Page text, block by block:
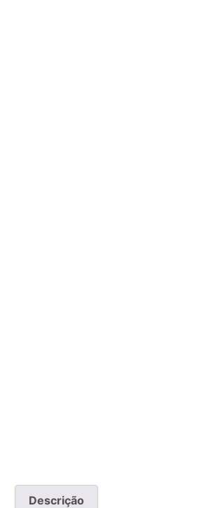
Descrição